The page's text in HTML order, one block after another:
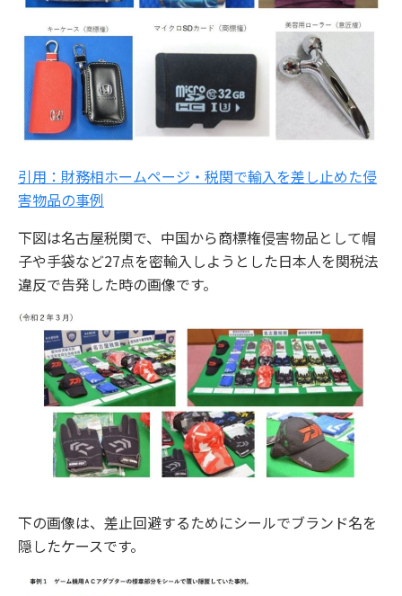
引用：財務相ホームページ・税関で輸入を差し止めた侵
害物品の事例
下図は名古屋税関で、中国から商標権侵害物品として帽
子や手袋など27点を密輸入しようとした日本人を関税法
違反で告発した時の画像です。
下の画像は、差止回避するためにシールでブランド名を
隠したケースです。